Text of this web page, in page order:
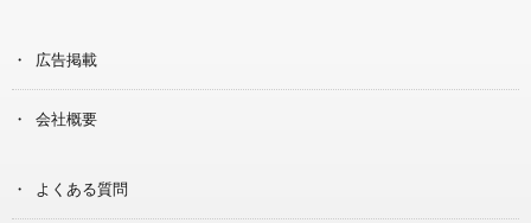
広告掲載
会社概要
よくある質問